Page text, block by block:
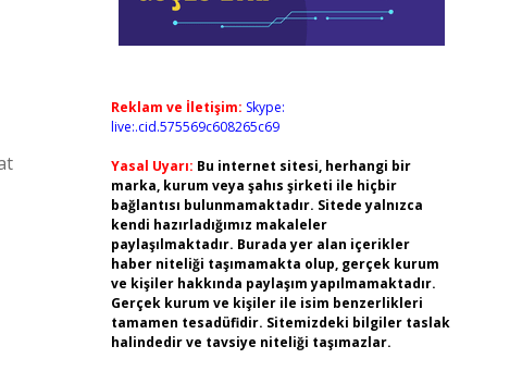
Reklam ve İletişim: Skype:
live:.cid.575569c608265c69
Yasal Uyarı: Bu internet sitesi, herhangi bir
marka, kurum veya şahıs şirketi ile hiçbir
bağlantısı bulunmamaktadır. Sitede yalnızca
kendi hazırladığımız makaleler
paylaşılmaktadır. Burada yer alan içerikler
haber niteliği taşımamakta olup, gerçek kurum
ve kişiler hakkında paylaşım yapılmamaktadır.
Gerçek kurum ve kişiler ile isim benzerlikleri
tamamen tesadüfidir. Sitemizdeki bilgiler taslak
halindedir ve tavsiye niteliği taşımazlar.